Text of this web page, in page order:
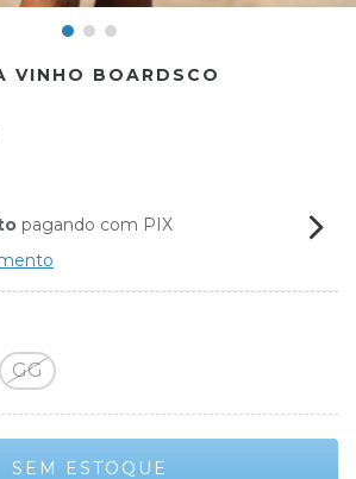
VINHO BOARDSCO
pagando com PIX
GG